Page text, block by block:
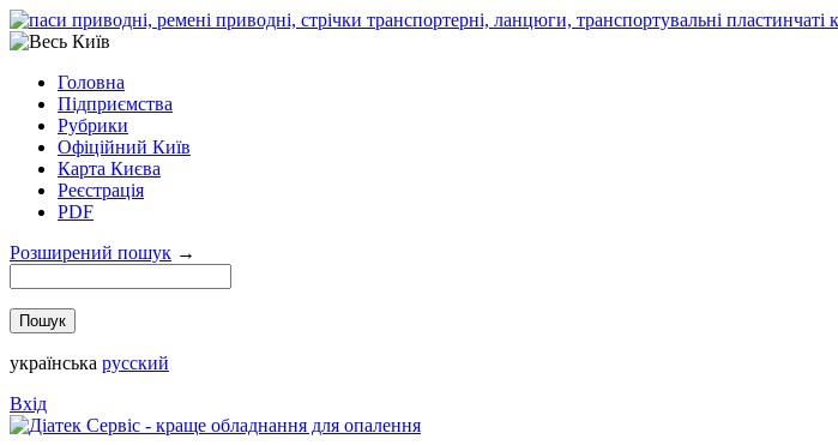
Головна
Підприємства
Рубрики
Офіційний Київ
Карта Києва
Реєстрація
PDF
Розширений пошук →
українська русский
Вхід